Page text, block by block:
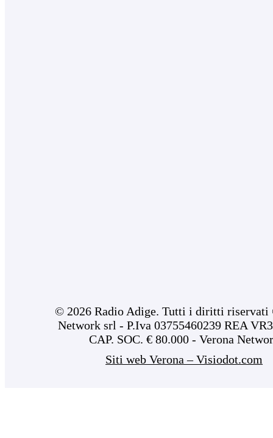
© 2026 Radio Adige. Tutti i diritti riservati
Network srl - P.Iva 03755460239 REA
CAP. SOC. € 80.000 - Verona
Siti web Verona – Visiodot.com